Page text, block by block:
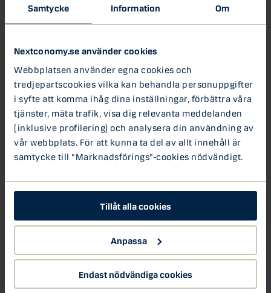
Samtycke Information Om
Nextconomy.se använder cookies
Webbplatsen använder egna cookies och
tredjepartscookies vilka kan behandla personuppgifter
i syfte att komma ihåg dina inställningar, förbättra våra
tjänster, mäta trafik, visa dig relevanta meddelanden
(inklusive profilering) och analysera din användning av
vår webbplats. För att kunna ta del av allt innehåll är
samtycke till "Marknadsförings"-cookies nödvändigt.
Tillåt alla cookies
Anpassa
Endast nödvändiga cookies
Börsveckan
11 DEC 2024
Börsveckan – Tomterally på
börsen till jul?
Det har varit muntert på Stockholmsbörsen i
december och frågan är om vi kan avsluta året...
20 NOV 2024
Höga förväntningar på Nvidia:
Förväntningarna är skyhöga på Nvidias rapport
som släpps nu på onsdag kväll. Kommer Nvidia
5 NOV 2024
Börsveckan: USA-valet sätter
tonen för börsen
Idag är det valdag i USA. Det är väldigt jämnt
mellan kandidaterna och spänningen är olidlig....